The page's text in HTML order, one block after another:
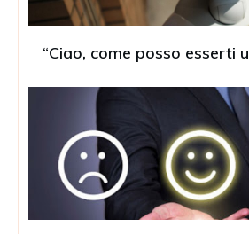
“Ciao, come posso esserti